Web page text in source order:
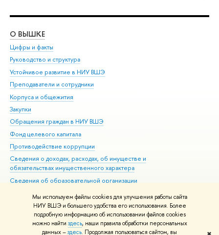
Мы используем файлы cookies для улучшения работы сайта
НИУ ВШЭ и большего удобства его использования. Более
подробную информацию об использовании файлов cookies
можно найти здесь, наши правила обработки персональных
данных –здесь. Продолжая пользоваться сайтом, вы
О ВЫШКЕ
Цифры и факты
Руководство и структура
Устойчивое развитие в НИУ ВШЭ
Преподаватели и сотрудники
Корпуса и общежития
Закупки
Обращения граждан в НИУ ВШЭ
Фонд целевого капитала
Противодействие коррупции
Сведения о доходах, расходах, об имуществе и
обязательствах имущественного характера
Сведения об образовательной организации
Людям с ограниченными возможностями здоровья
Единая платежная страница
Работа в Вышке